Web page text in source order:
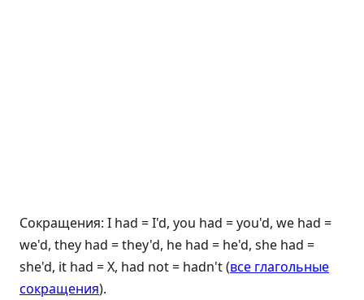
Сокращения: I had = I'd, you had = you'd, we had =
we'd, they had = they'd, he had = he'd, she had =
she'd, it had = X, had not = hadn't (все глагольные
сокращения).